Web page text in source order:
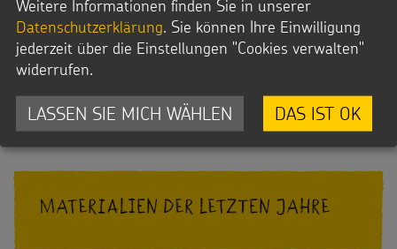
Psst, dasCover vom Riegelkönnen Siehier auchals
Malvorlage herunterladen
Materialien der letzten Jahre
Weitere Informationen finden Sie in unserer
Datenschutzerklärung. Sie können Ihre Einwilligung
jederzeit über die Einstellungen "Cookies verwalten"
widerrufen.
LASSEN SIE MICH WÄHLEN DAS IST OK